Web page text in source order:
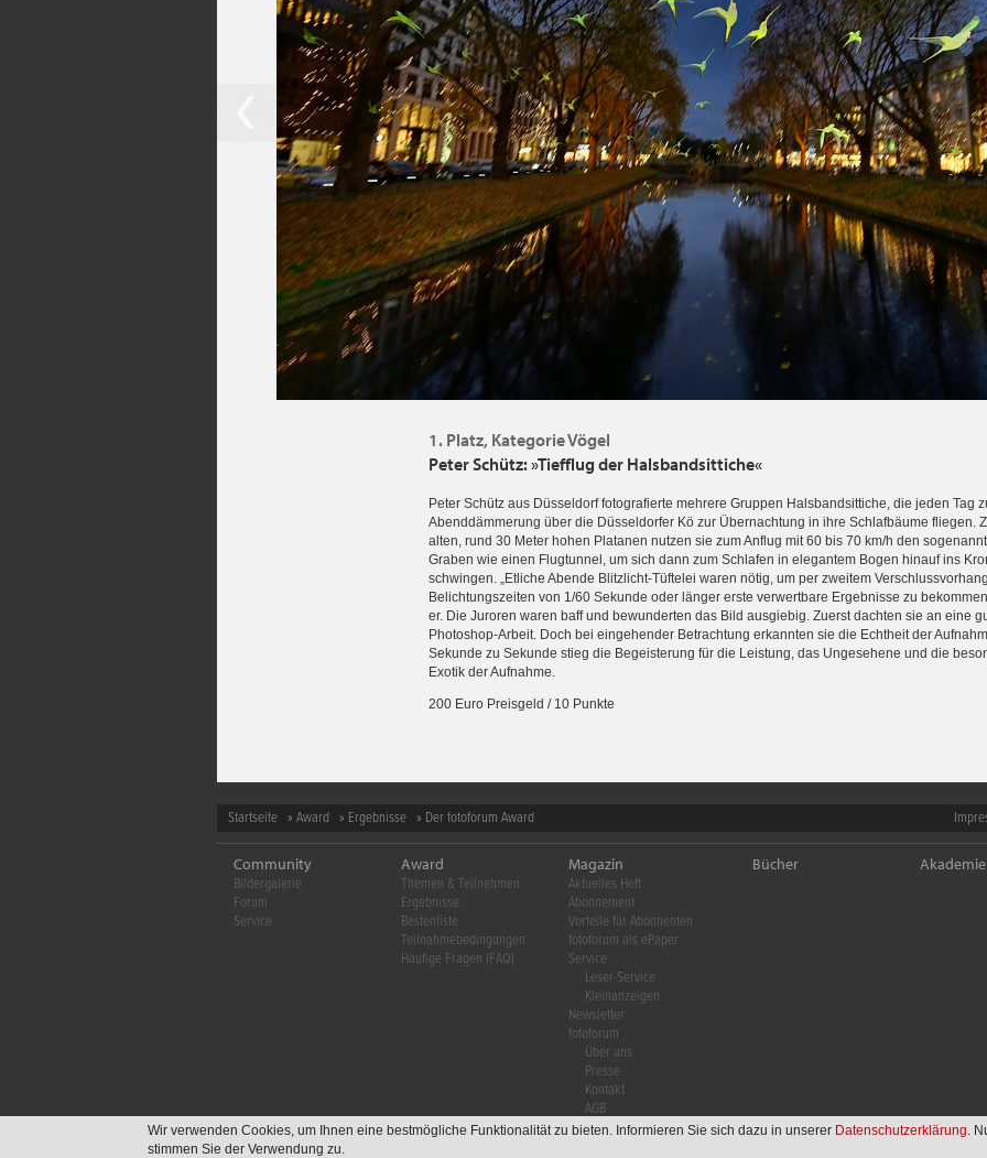
1. Platz, Kategorie Vögel
Peter Schütz: »Tiefflug der Halsbandsittiche«
Peter Schütz aus Düsseldorf fotografierte mehrere Gruppen Halsbandsittiche, die jeden Tag
Abenddämmerung über die Düsseldorfer Kö zur Übernachtung in ihre Schlafbäume fliegen.
alten, rund 30 Meter hohen Platanen nutzen sie zum Anflug mit 60 bis 70 km/h den
Graben wie einen Flug­tunnel, um sich dann zum Schlafen in elegantem Bogen hinauf ins
schwingen. „Etliche Abende Blitzlicht-Tüftelei waren nötig, um per zweitem
Belichtungszeiten von 1/60 Sekunde oder länger erste verwertbare Ergebnisse zu
er. Die Juroren waren baff und bewunderten das Bild ausgiebig. Zuerst dachten sie an eine
Photoshop-Arbeit. Doch bei eingehender Betrachtung erkannten sie die Echtheit der
Sekunde zu Sekunde stieg die Begeisterung für die Leistung, das Ungesehene und die
Exotik der Aufnahme.
200 Euro Preisgeld / 10 Punkte
Startseite » Award » Ergebnisse » Der fotoforum Award
Community
Bildergalerie
Forum
Service
Award
Themen & Teilnehmen
Ergebnisse
Bestenliste
Teilnahmebedingungen
Häufige Fragen (FAQ)
Magazin
Aktuelles Heft
Abonnement
Vorteile für Abonnenten
fotoforum als ePaper
Service
Leser-Service
Kleinanzeigen
Newsletter
fotoforum
Über uns
Presse
Kontakt
AGB
Bücher Akademie
Wir verwenden Cookies, um Ihnen eine bestmögliche Funktionalität zu bieten. Informieren Sie sich dazu in unserer Datenschutzerklärung.
stimmen Sie der Verwendung zu.